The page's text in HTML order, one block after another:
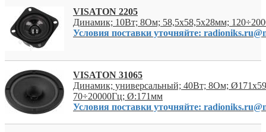
VISATON 2205
Динамик; 10Вт; 8Ом; 58,5x58,5x28мм;
Условия поставки уточняйте:
VISATON 31065
Динамик; универсальный; 40Вт; 8Ом;
70÷20000Гц; Ø:171мм
Условия поставки уточняйте: